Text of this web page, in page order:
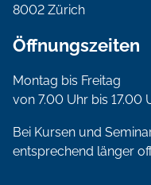
8002 Zürich
Öffnungszeiten
Montag bis Freitag
von 7.00 Uhr bis 17.00
Bei Kursen und
entsprechend länger